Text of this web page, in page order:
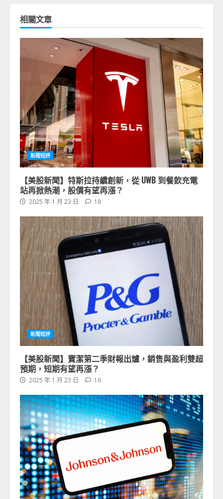
相關文章
新聞短評
【美股新聞】特斯拉持續創新，從 UWB 到餐飲充電
站再掀熱潮，股價有望再漲？
2025 年 1 月 23 日 18
新聞短評
【美股新聞】寶潔第二季財報出爐，銷售與盈利雙超
預期，短期有望再漲？
2025 年 1 月 23 日 16